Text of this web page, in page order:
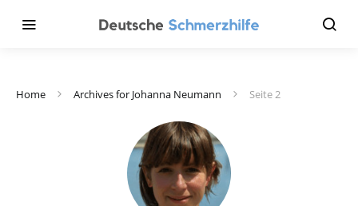
Home Archives for Johanna Neumann Seite 2